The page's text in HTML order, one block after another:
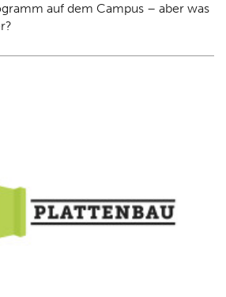
auf dem Campus – aber was